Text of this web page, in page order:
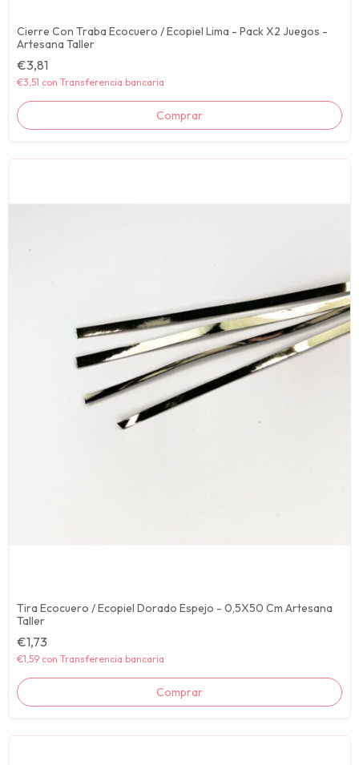
Cierre Con Traba Ecocuero / Ecopiel Lima - Pack X2 Juegos -
Artesana Taller
€3,81
€3,51 con Transferencia bancaria
Tira Ecocuero / Ecopiel Dorado Espejo - 0,5X50 Cm Artesana
Taller
€1,73
€1,59 con Transferencia bancaria